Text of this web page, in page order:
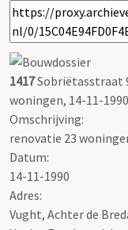
1417Sobriëtasstraat
woningen, 14-11-1990
Omschrijving:
renovatie 23
Datum:
14-11-1990
Adres:
Vught, Achter de